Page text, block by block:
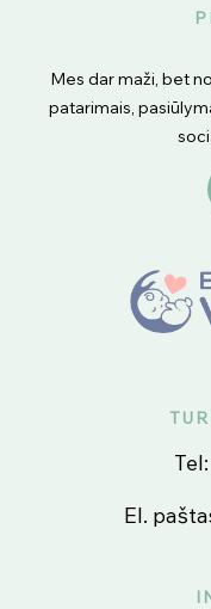
Tel:
El.
Mes dar maži, bet
patarimais,